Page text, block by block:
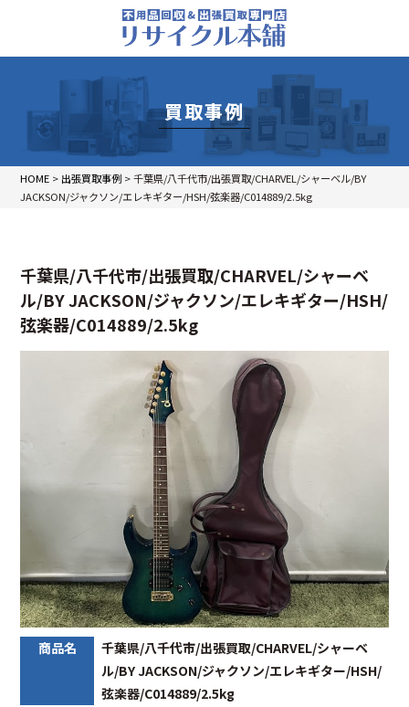
買取事例
HOME > 出張買取事例 >千葉県/八千代市/出張買取/CHARVEL/シャーベル/BY
JACKSON/ジャクソン/エレキギター/HSH/弦楽器/C014889/2.5kg
千葉県/八千代市/出張買取/CHARVEL/シャーベ
ル/BY JACKSON/ジャクソン/エレキギター/HSH/
弦楽器/C014889/2.5kg
商品名
千葉県/八千代市/出張買取/CHARVEL/シャーベ
ル/BY JACKSON/ジャクソン/エレキギター/HSH/
弦楽器/C014889/2.5kg